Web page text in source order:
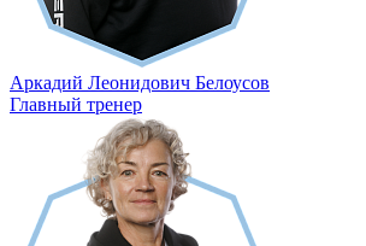
Аркадий Леонидович Белоусов
Главный тренер